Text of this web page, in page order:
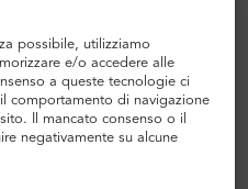
possibile, utilizziamo
e/o accedere alle
a queste tecnologie ci
comportamento di navigazione
Il mancato consenso o il
negativamente su alcune
in città e trovare la tua
e città
aeroportuale affidabile e